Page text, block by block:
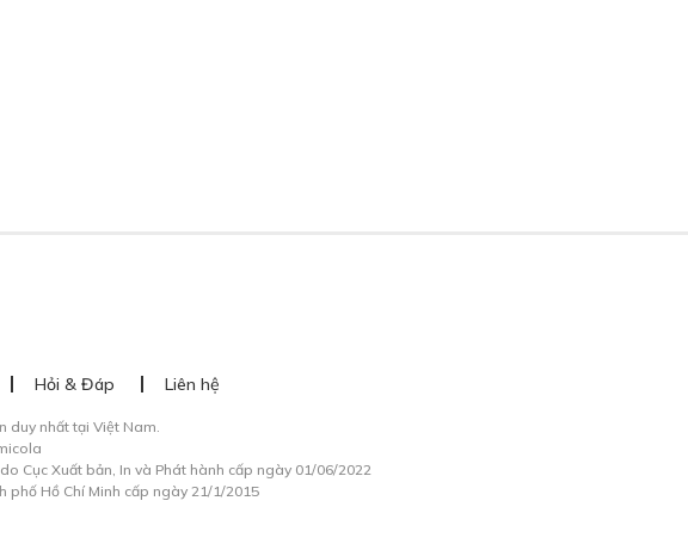
Hỏi & Đáp Liên hệ
duy nhất tại Việt Nam.
Cục Xuất bản, In và Phát hành cấp ngày 01/06/2022
phố Hồ Chí Minh cấp ngày 21/1/2015